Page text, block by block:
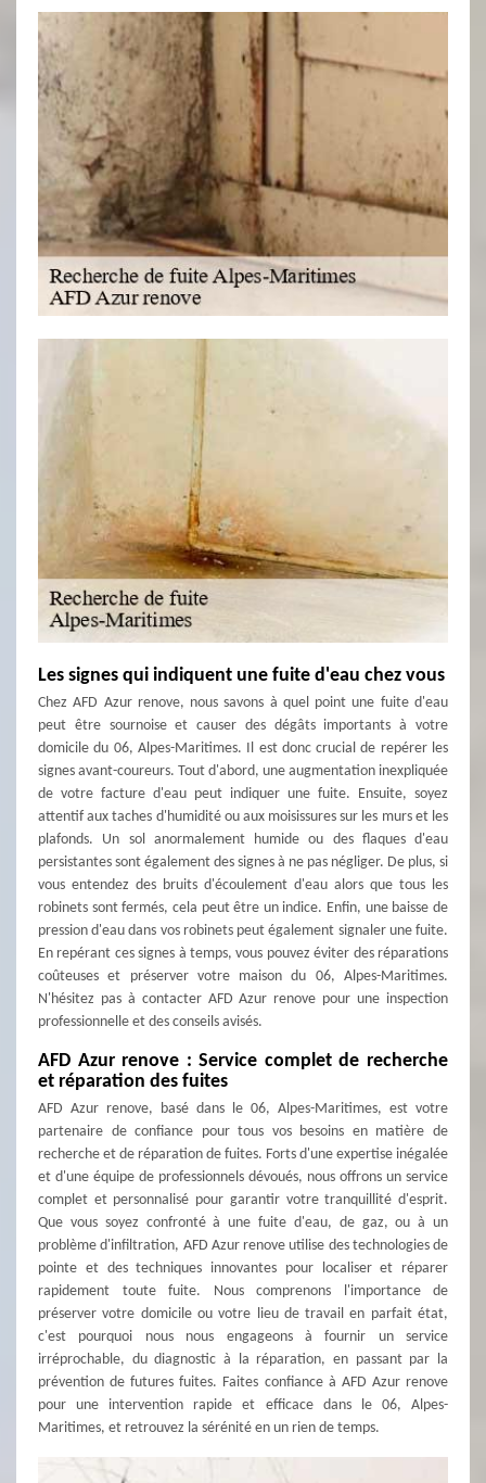
Les signes qui indiquent une fuite d'eau chez vous
Chez AFD Azur renove, nous savons à quel point une fuite d'eau
peut être sournoise et causer des dégâts importants à votre
domicile du 06, Alpes-Maritimes. Il est donc crucial de repérer les
signes avant-coureurs. Tout d'abord, une augmentation inexpliquée
de votre facture d'eau peut indiquer une fuite. Ensuite, soyez
attentif aux taches d'humidité ou aux moisissures sur les murs et les
plafonds. Un sol anormalement humide ou des flaques d'eau
persistantes sont également des signes à ne pas négliger. De plus, si
vous entendez des bruits d'écoulement d'eau alors que tous les
robinets sont fermés, cela peut être un indice. Enfin, une baisse de
pression d'eau dans vos robinets peut également signaler une fuite.
En repérant ces signes à temps, vous pouvez éviter des réparations
coûteuses et préserver votre maison du 06, Alpes-Maritimes.
N'hésitez pas à contacter AFD Azur renove pour une inspection
professionnelle et des conseils avisés.
AFD Azur renove : Service complet de recherche
et réparation des fuites
AFD Azur renove, basé dans le 06, Alpes-Maritimes, est votre
partenaire de confiance pour tous vos besoins en matière de
recherche et de réparation de fuites. Forts d'une expertise inégalée
et d'une équipe de professionnels dévoués, nous offrons un service
complet et personnalisé pour garantir votre tranquillité d'esprit.
Que vous soyez confronté à une fuite d'eau, de gaz, ou à un
problème d'infiltration, AFD Azur renove utilise des technologies de
pointe et des techniques innovantes pour localiser et réparer
rapidement toute fuite. Nous comprenons l'importance de
préserver votre domicile ou votre lieu de travail en parfait état,
c'est pourquoi nous nous engageons à fournir un service
irréprochable, du diagnostic à la réparation, en passant par la
prévention de futures fuites. Faites confiance à AFD Azur renove
pour une intervention rapide et efficace dans le 06, Alpes-
Maritimes, et retrouvez la sérénité en un rien de temps.